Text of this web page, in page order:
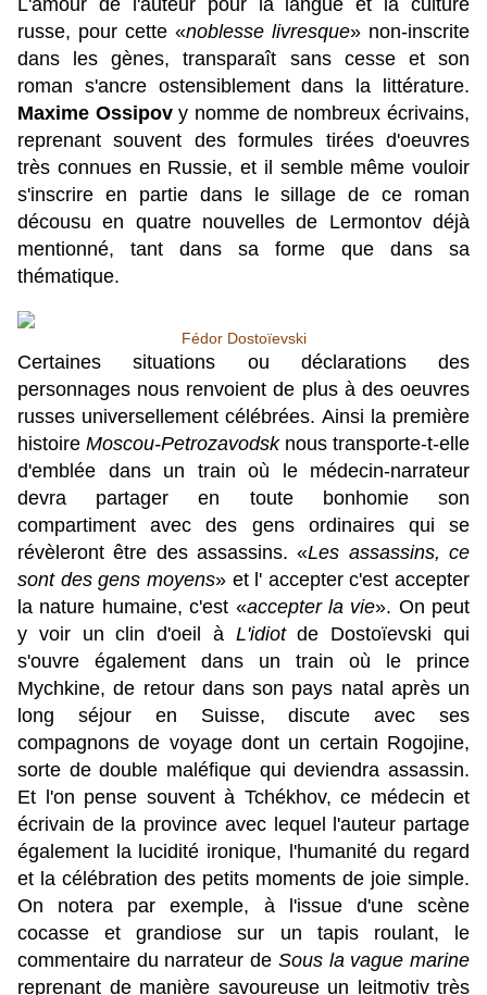
L'amour de l'auteur pour la langue et la culture
russe, pour cette «noblesse livresque» non-inscrite
dans les gènes, transparaît sans cesse et son
roman s'ancre ostensiblementdans la littérature.
Maxime Ossipovy nomme de nombreux écrivains,
reprenant souvent des formules tirées d'oeuvres
très connues en Russie, et il semble même vouloir
s'inscrire en partie dans le sillage de ce roman
décousu en quatre nouvelles de Lermontov déjà
mentionné, tant dans sa forme que dans sa
thématique.
Fédor Dostoïevski
Certaines situations ou déclarations des
personnages nous renvoient de plus à des oeuvres
russes universellement célébrées. Ainsi la première
histoire Moscou-Petrozavodsknous transporte-t-elle
d'emblée dans un train où le médecin-narrateur
devra partager en toute bonhomie son
compartiment avec des gens ordinaires qui se
révèleront être des assassins. «Les assassins, ce
sont des gens moyens» et l' accepter c'est accepter
la nature humaine, c'est «accepter la vie». On peut
y voir un clin d'oeil à L'idiotde Dostoïevski qui
s'ouvre également dans un train où le prince
Mychkine, de retour dans son pays natal après un
long séjour en Suisse, discute avec ses
compagnons de voyage dont un certain Rogojine,
sorte de double maléfique qui deviendra assassin.
Et l'on pense souvent à Tchékhov, ce médecin et
écrivain de la province avec lequel l'auteur partage
également la lucidité ironique, l'humanité du regard
et la célébration des petits moments de joie simple.
On notera par exemple, à l'issue d'une scène
cocasse et grandiose sur un tapis roulant, le
commentaire du narrateur de Sous la vague marine
reprenant de manière savoureuse un leitmotiv très